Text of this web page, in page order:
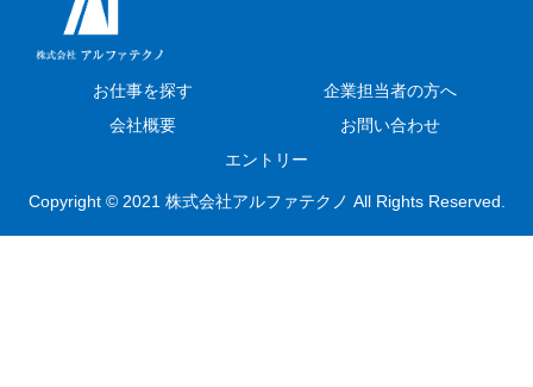
お仕事を探す
企業担当者の方へ
会社概要
お問い合わせ
エントリー
Copyright © 2021 株式会社アルファテクノ All Rights Reserved.